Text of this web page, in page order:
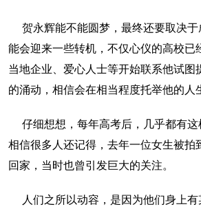
贺永辉能不能圆梦，最终还要取决
能会迎来一些转机，不仅心仪的高校已
当地企业、爱心人士等开始联系他试图
的涌动，相信会在相当程度托举他的人
仔细想想，每年高考后，几乎都有这
相信很多人还记得，去年一位女生被拍
回家，当时也曾引发巨大的关注。
人们之所以动容，是因为他们身上